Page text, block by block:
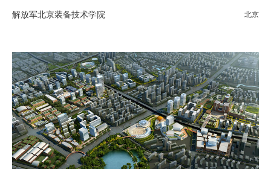
解放军北京装备技术学院 北京